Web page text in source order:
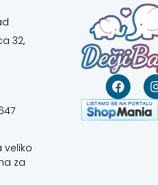
32,
veliko
za